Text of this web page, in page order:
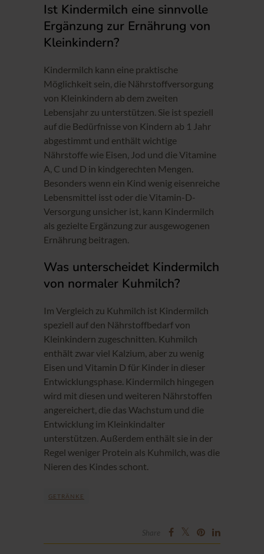
Ist Kindermilch eine sinnvolle
Ergänzung zur Ernährung von
Kleinkindern?
Kindermilch kann eine praktische
Möglichkeit sein, die Nährstoffversorgung
von Kleinkindern ab dem zweiten
Lebensjahr zu unterstützen. Sie ist speziell
auf die Bedürfnisse von Kindern ab 1 Jahr
abgestimmt und enthält wichtige
Nährstoffe wie Eisen, Jod und die Vitamine
A, C und D in kindgerechten Mengen.
Besonders wenn ein Kind wenig eisenreiche
Lebensmittel isst oder die Vitamin-D-
Versorgung unsicher ist, kann Kindermilch
als gezielte Ergänzung zur ausgewogenen
Ernährung beitragen.
Was unterscheidet Kindermilch
von normaler Kuhmilch?
Im Vergleich zu Kuhmilch ist Kindermilch
speziell auf den Nährstoffbedarf von
Kleinkindern zugeschnitten. Kuhmilch
enthält zwar viel Kalzium, aber zu wenig
Eisen und Vitamin D für Kinder in dieser
Entwicklungsphase. Kindermilch hingegen
wird mit diesen und weiteren Nährstoffen
angereichert, die das Wachstum und die
Entwicklung im Kleinkindalter
unterstützen. Außerdem enthält sie in der
Regel weniger Protein als Kuhmilch, was die
Nieren des Kindes schont.
GETRÄNKE
Share